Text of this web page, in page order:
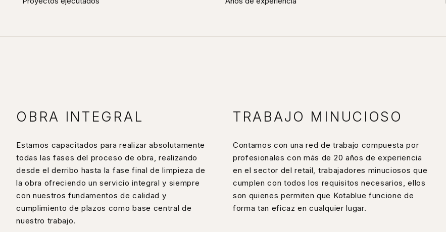
OBRA INTEGRAL
Estamos capacitados para realizar absolutamente
todas las fases del proceso de obra, realizando
desde el derribo hasta la fase final de limpieza de
la obra ofreciendo un servicio integral y siempre
con nuestros fundamentos de calidad y
cumplimiento de plazos como base central de
nuestro trabajo.
TRABAJO MINUCIOSO
Contamos con una red de trabajo compuesta por
profesionales con más de 20 años de experiencia
en el sector del retail, trabajadores minuciosos que
cumplen con todos los requisitos necesarios, ellos
son quienes permiten que Kotablue funcione de
forma tan eficaz en cualquier lugar.